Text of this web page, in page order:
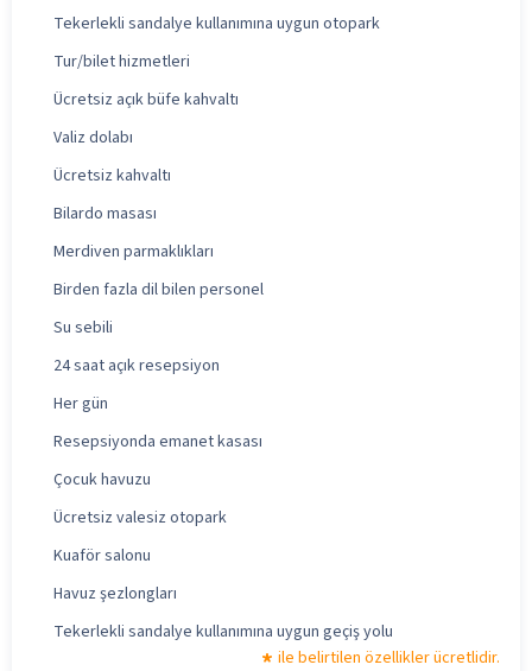
Tekerlekli sandalye kullanımına uygun otopark
Tur/bilet hizmetleri
Ücretsiz açık büfe kahvaltı
Valiz dolabı
Ücretsiz kahvaltı
Bilardo masası
Merdiven parmaklıkları
Birden fazla dil bilen personel
Su sebili
24 saat açık resepsiyon
Her gün
Resepsiyonda emanet kasası
Çocuk havuzu
Ücretsiz valesiz otopark
Kuaför salonu
Havuz şezlongları
Tekerlekli sandalye kullanımına uygun geçiş yolu
ile belirtilen özellikler ücretlidir.